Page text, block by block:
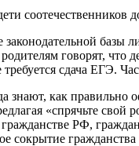
соотечественников
законодательной базы
говорят, что
сдача ЕГЭ.
знают, как
«спрячьте
гражданстве РФ,
сокрытие